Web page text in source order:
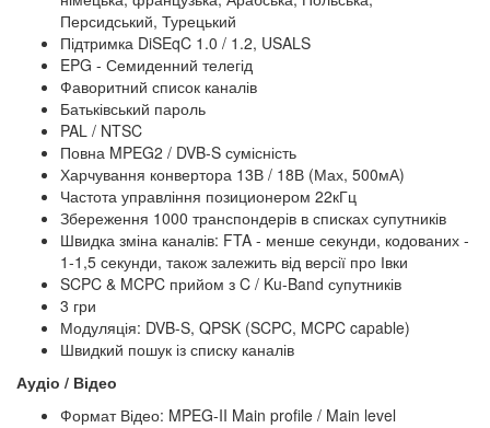
Персидський, Турецький
Підтримка DiSEqC 1.0 / 1.2, USALS
EPG - Семиденний телегід
Фаворитний список каналів
Батьківський пароль
PAL / NTSC
Повна MPEG2 / DVB-S сумісність
Харчування конвертора 13В / 18В (Мах, 500мА)
Частота управління позиционером 22кГц
Збереження 1000 транспондерів в списках супутників
Швидка зміна каналів: FTA - менше секунди, кодованих -
1-1,5 секунди, також залежить від версії про Івки
SCPC & MCPC прийом з C / Ku-Band супутників
3 гри
Модуляція: DVB-S, QPSK (SCPC, MCPC capable)
Швидкий пошук із списку каналів
Аудіо / Відео
Формат Відео: MPEG-II Main profile / Main level